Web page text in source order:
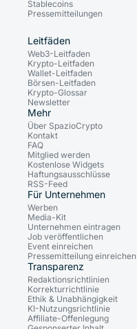
Stablecoins
Pressemitteilungen
Leitfäden
Web3-Leitfaden
Krypto-Leitfaden
Wallet-Leitfaden
Börsen-Leitfaden
Krypto-Glossar
Newsletter
Mehr
Über SpazioCrypto
Kontakt
FAQ
Mitglied werden
Kostenlose Widgets
Haftungsausschlüsse
RSS-Feed
Für Unternehmen
Werben
Media-Kit
Unternehmen eintragen
Job veröffentlichen
Event einreichen
Pressemitteilung einreichen
Transparenz
Redaktionsrichtlinien
Korrekturrichtlinie
Ethik & Unabhängigkeit
KI-Nutzungsrichtlinie
Affiliate-Offenlegung